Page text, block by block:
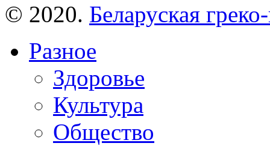
© 2020. Беларуская
Разное
Здоровье
Культура
Общество